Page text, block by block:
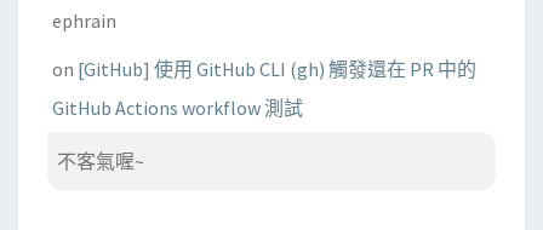
ephrain
on [GitHub] 使用 GitHub CLI (gh) 觸發還在 PR 中的
GitHub Actions workflow 測試
不客氣喔~